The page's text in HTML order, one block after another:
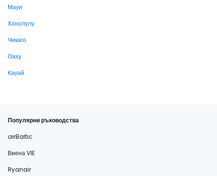
Мауи
Хонолулу
Чикаго
Оаху
Кауай
Популярни ръководства
airBaltic
Виена VIE
Ryanair